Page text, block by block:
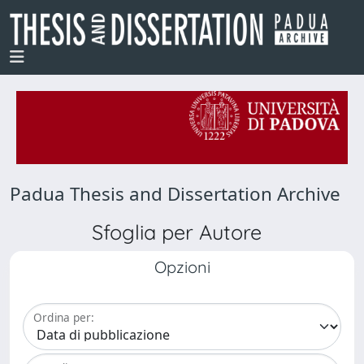
Padua Thesis and Dissertation Archive
Sfoglia per Autore
Opzioni
Ordina per: